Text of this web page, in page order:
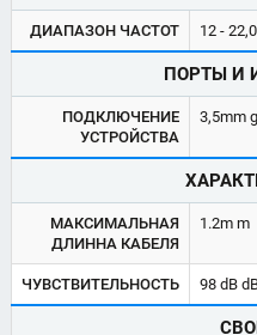
ДИАПАЗОН ЧАСТОТ 12 -
ПОРТЫ И
ПОДКЛЮЧЕНИЕ
УСТРОЙСТВА
3,5mm
МАКСИМАЛЬНАЯ
ДЛИННА КАБЕЛЯ
1.2m m
ЧУВСТВИТЕЛЬНОСТЬ 98 dB